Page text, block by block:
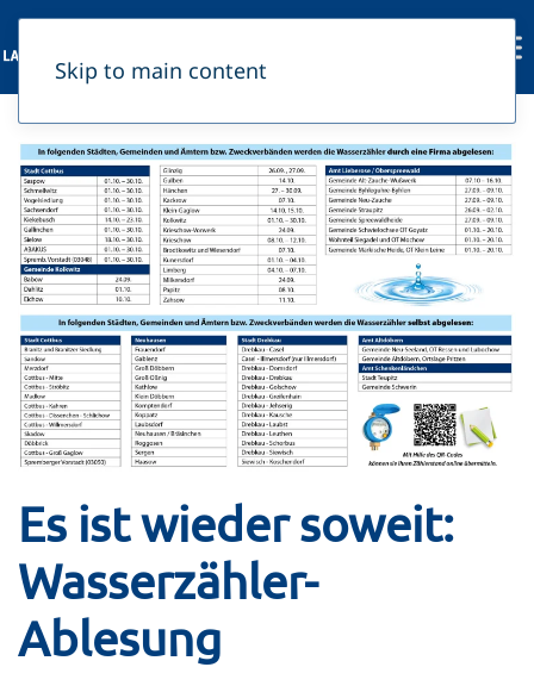
Skip to main content
Es ist wieder soweit:
Wasserzähler-
Ablesung